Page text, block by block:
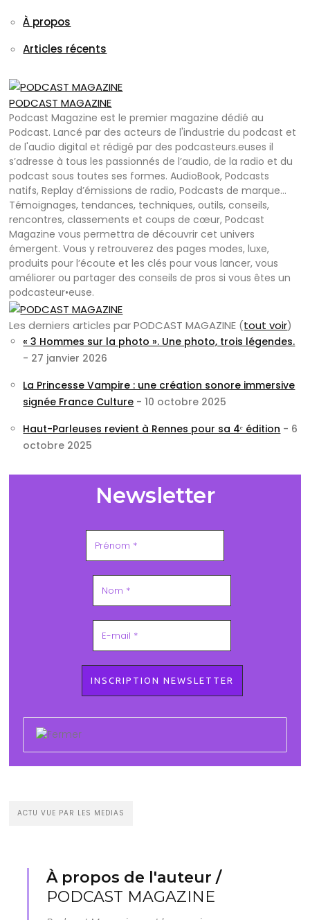
À propos
Articles récents
PODCAST MAGAZINE
Podcast Magazine est le premier magazine dédié au
Podcast. Lancé par des acteurs de l'industrie du podcast et
de l'audio digital et rédigé par des podcasteurs.euses il
s’adresse à tous les passionnés de l’audio, de la radio et du
podcast sous toutes ses formes. AudioBook, Podcasts
natifs, Replay d’émissions de radio, Podcasts de marque…
Témoignages, tendances, techniques, outils, conseils,
rencontres, classements et coups de cœur, Podcast
Magazine vous permettra de découvrir cet univers
émergent. Vous y retrouverez des pages modes, luxe,
produits pour l’écoute et les clés pour vous lancer, vous
améliorer ou partager des conseils de pros si vous êtes un
podcasteur•euse.
Les derniers articles par PODCAST MAGAZINE (tout voir)
« 3 Hommes sur la photo ». Une photo, trois légendes.
- 27 janvier 2026
La Princesse Vampire : une création sonore immersive
signée France Culture - 10 octobre 2025
Haut-Parleuses revient à Rennes pour sa 4ᵉ édition - 6
octobre 2025
Newsletter
ACTU VUE PAR LES MEDIAS
À propos de l'auteur /
PODCAST MAGAZINE